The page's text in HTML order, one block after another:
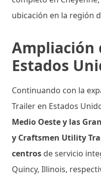
ubicación en la región
Ampliación
Estados
Continuando con la
Trailer en Estados
Medio Oeste y las
y Craftsmen Utility
centros de servicio
Quincy, Illinois,